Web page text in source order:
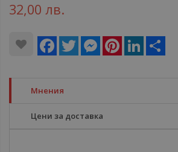
32,00 лв.
Facebook
Twitter MessengerPinterestLinkedIn
Мнения
Цени за доставка